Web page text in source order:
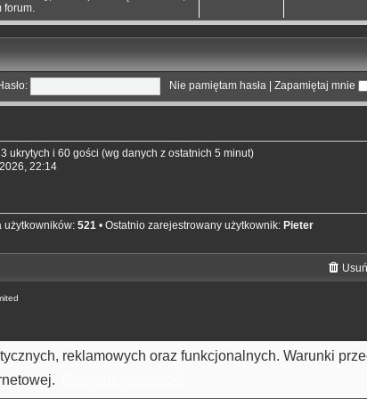
reklamowych oraz funkcjonalnych. Warunki
Nie pamiętam hasła | Zapamiętaj mnie
ukrytych i 60 gości (wg danych z ostatnich 5 minut)
22:14
użytkowników:521 • Ostatnio zarejestrowany użytkownik:Pieter